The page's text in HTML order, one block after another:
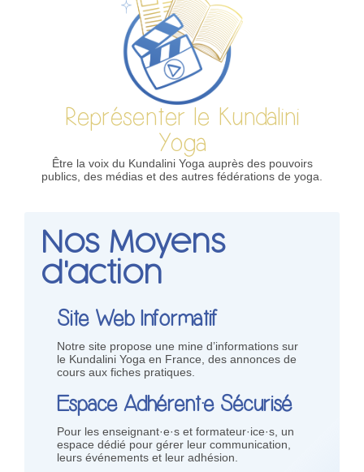
Représenter le Kundalini
Yoga
Être la voix du Kundalini Yoga auprès des pouvoirs
publics, des médias et des autres fédérations de yoga.
Nos Moyens
d'action
Site Web Informatif
Notre site propose une mine d’informations sur
le Kundalini Yoga en France, des annonces de
cours aux fiches pratiques.
Espace Adhérent·e Sécurisé
Pour les enseignant·e·s et formateur·ice·s, un
espace dédié pour gérer leur communication,
leurs événements et leur adhésion.